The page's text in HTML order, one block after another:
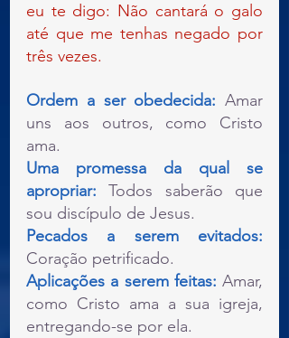
eu te digo: Não cantará o galo
até que me tenhas negado por
três vezes.
Ordem a ser obedecida: Amar
uns aos outros, como Cristo
ama.
Uma promessa da qual se
apropriar: Todos saberão que
sou discípulo de Jesus.
Coração petrificado.
Aplicações a serem feitas: Amar,
como Cristo ama a sua igreja,
entregando-se por ela.